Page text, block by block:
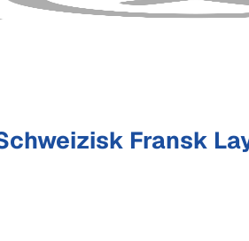
Fransk